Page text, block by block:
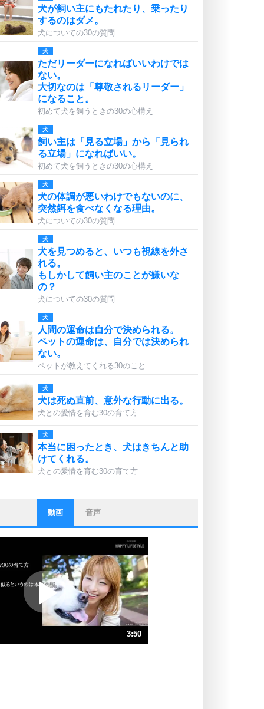
犬が飼い主にもたれたり、乗ったり
するのはダメ。
犬についての30の質問
犬
ただリーダーになればいいわけでは
ない。
大切なのは「尊敬されるリーダー」
になること。
初めて犬を飼うときの30の心構え
犬
飼い主は「見る立場」から「見られ
る立場」になればいい。
初めて犬を飼うときの30の心構え
犬
犬の体調が悪いわけでもないのに、
突然餌を食べなくなる理由。
犬についての30の質問
犬
犬を見つめると、いつも視線を外さ
れる。
もしかして飼い主のことが嫌いな
の？
犬についての30の質問
犬
人間の運命は自分で決められる。
ペットの運命は、自分では決められ
ない。
ペットが教えてくれる30のこと
犬
犬は死ぬ直前、意外な行動に出る。
犬との愛情を育む30の育て方
犬
本当に困ったとき、犬はきちんと助
けてくれる。
犬との愛情を育む30の育て方
ストレス対策
他人と比べない。
いっそのこと、他人を見ない。
プラス思考
ポジティブになれない原因は、行動
しないから。
ポジティブ思考になる30の方法
ストレス対策
動画 音声
3:50